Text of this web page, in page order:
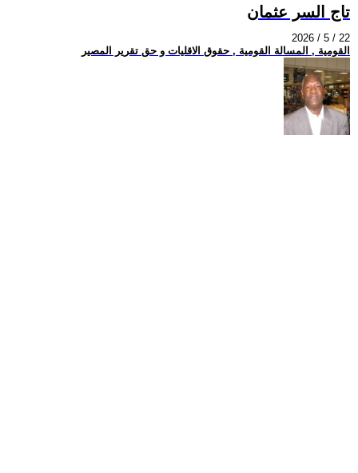
تاج السر عثمان
2026 / 5 / 22
القومية , المسالة القومية , حقوق الاقليات و حق تقرير المصير